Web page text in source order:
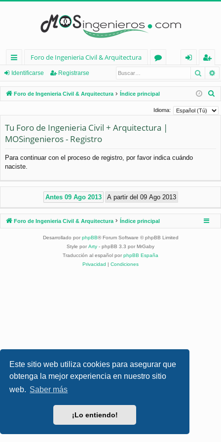
Este sitio web utiliza cookies para asegurar que
obtenga la mejor experiencia en nuestro sitio
web. Saber más
¡Lo entiendo!
nl
ac
es
pi
os
Foro de Ingenieria Civil & Arquitectura
os
nt
ifi
eg
ist
ra
Identificarse Registrarse
Foro de Ingenieria Civil & Arquitectura Índice principal
s
Idioma:
Tu Foro de Ingenieria Civil + Arquitectura |
MOSingenieros - Registro
Para continuar con el proceso de registro, por favor indica cuándo
naciste.
Foro de Ingenieria Civil & Arquitectura Índice principal
Desarrollado por phpBB® Forum Software © phpBB Limited
Style por Arty - phpBB 3.3 por MrGaby
Traducción al español por phpBB España
Privacidad | Condiciones